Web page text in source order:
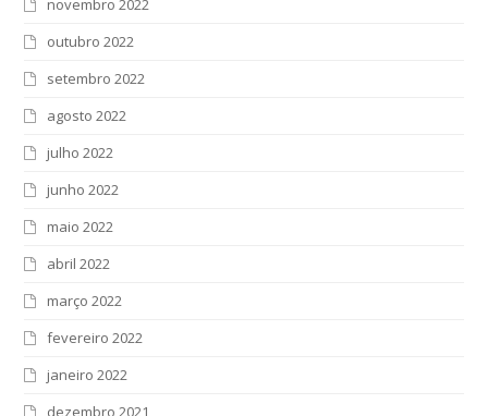
novembro 2022
outubro 2022
setembro 2022
agosto 2022
julho 2022
junho 2022
maio 2022
abril 2022
março 2022
fevereiro 2022
janeiro 2022
dezembro 2021